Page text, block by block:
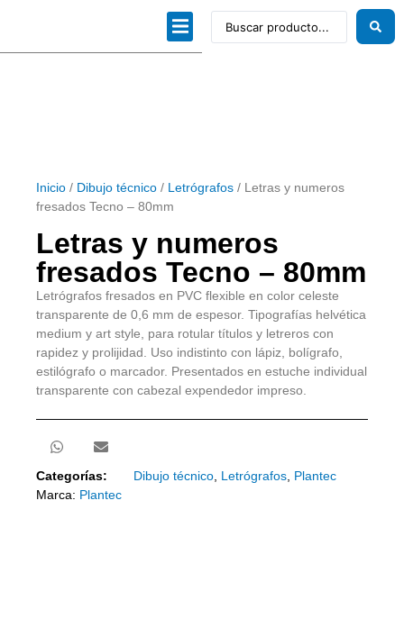
Inicio / Dibujo técnico / Letrógrafos / Letras y numeros
fresados Tecno – 80mm
Letras y numeros
fresados Tecno – 80mm
Letrógrafos fresados en PVC flexible en color celeste
transparente de 0,6 mm de espesor. Tipografías helvética
medium y art style, para rotular títulos y letreros con
rapidez y prolijidad. Uso indistinto con lápiz, bolígrafo,
estilógrafo o marcador. Presentados en estuche individual
transparente con cabezal expendedor impreso.
Categorías: Dibujo técnico, Letrógrafos, Plantec
Marca: Plantec